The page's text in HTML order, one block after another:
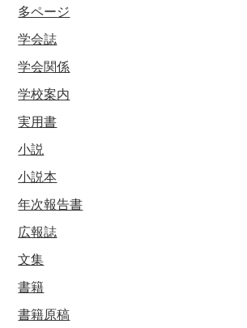
多ページ
学会誌
学会関係
学校案内
実用書
小説
小説本
年次報告書
広報誌
文集
書籍
書籍原稿